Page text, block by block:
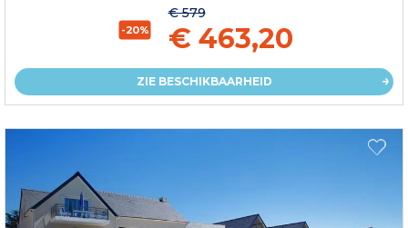
-20%
€ 579
€ 463,20
ZIE BESCHIKBAARHEID